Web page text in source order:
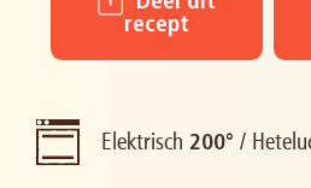
recept
Elektrisch 200° /